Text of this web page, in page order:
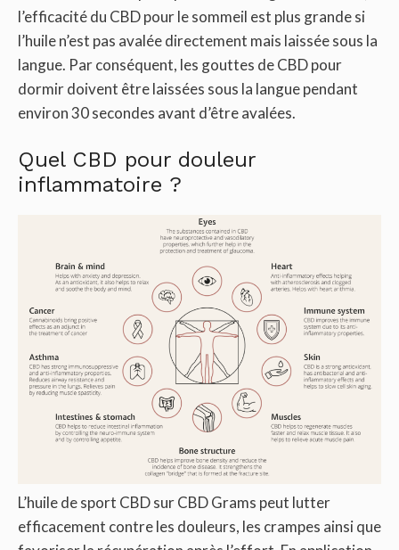
l’efficacité du CBD pour le sommeil est plus grande si
l’huile n’est pas avalée directement mais laissée sous la
langue. Par conséquent, les gouttes de CBD pour
dormir doivent être laissées sous la langue pendant
environ 30 secondes avant d’être avalées.
Quel CBD pour douleur
inflammatoire ?
L’huile de sport CBD sur CBD Grams peut lutter
efficacement contre les douleurs, les crampes ainsi que